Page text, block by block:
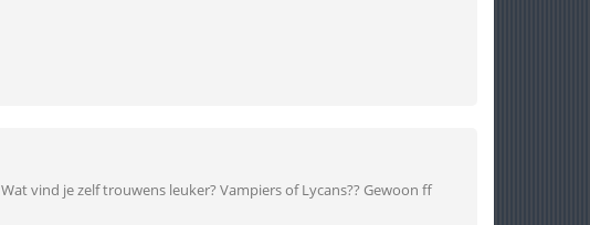
Wat vind je zelf trouwens leuker? Vampiers of Lycans?? Gewoon ff